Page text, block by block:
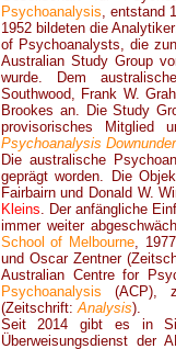
Psychoanalysis, entstand
1952 bildeten die
of Psychoanalysts, die
Australian Study Group
wurde. Dem
Southwood, Frank W.
Brookes an. Die Study
provisorisches
Psychoanalysis Downunder
Die australische
geprägt worden. Die
Fairbairn und Donald W.
Kleins. Der anfängliche
immer weiter
School of Melbourne,
und Oscar Zentner
Australian Centre for
Psychoanalysis (ACP),
(Zeitschrift:Analysis).
Seit 2014 gibt es in
Überweisungsdienst der